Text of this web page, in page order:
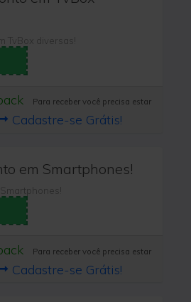
TvBox diversas!
Para receber você precisa estar
Cadastre-se Grátis!
em Smartphones!
Para receber você precisa estar
Cadastre-se Grátis!